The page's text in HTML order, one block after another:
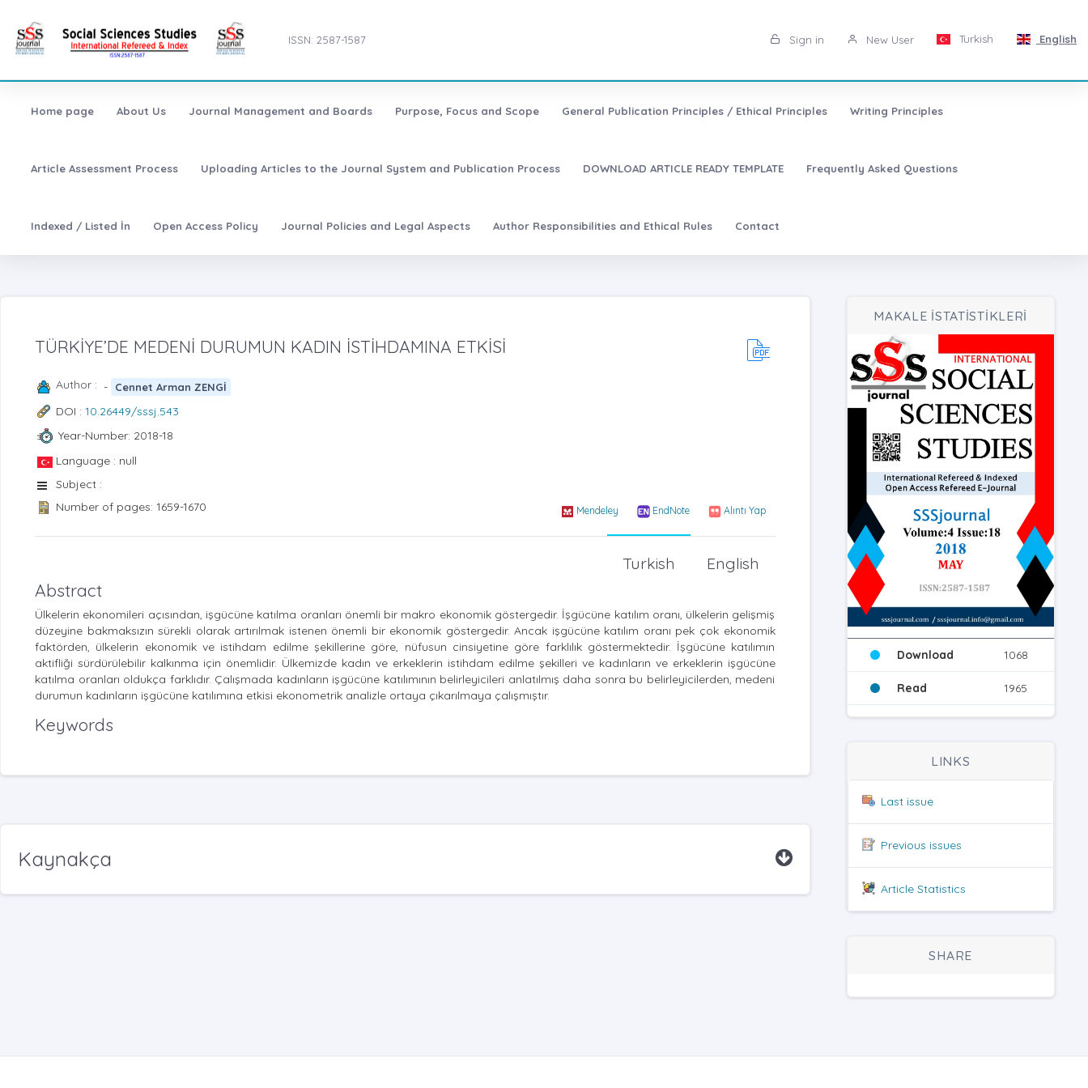
ISSN: 2587-1587 Sign in New User Turkish English
Home page About Us Journal Management and Boards Purpose, Focus and Scope General Publication Principles / Ethical Principles Writing Principles
Article Assessment Process Uploading Articles to the Journal System and Publication Process DOWNLOAD ARTICLE READY TEMPLATE Frequently Asked Questions
Indexed / Listed İn Open Access Policy Journal Policies and Legal Aspects Author Responsibilities and Ethical Rules Contact
TÜRKİYE’DE MEDENİ DURUMUN KADIN İSTİHDAMINA ETKİSİ
Author : - Cennet Arman ZENGİ
DOI : 10.26449/sssj.543
Year-Number: 2018-18
Language : null
Subject :
Number of pages: 1659-1670
Mendeley EndNote Alıntı Yap
English
Turkish
Abstract
Ülkelerin ekonomileri açısından, işgücüne katılma oranları önemli bir makro ekonomik göstergedir. İşgücüne katılım oranı, ülkelerin gelişmiş
düzeyine bakmaksızın sürekli olarak artırılmak istenen önemli bir ekonomik göstergedir. Ancak işgücüne katılım oranı pek çok ekonomik
faktörden, ülkelerin ekonomik ve istihdam edilme şekillerine göre, nüfusun cinsiyetine göre farklılık göstermektedir. İşgücüne katılımın
aktifliği sürdürülebilir kalkınma için önemlidir. Ülkemizde kadın ve erkeklerin istihdam edilme şekilleri ve kadınların ve erkeklerin işgücüne
katılma oranları oldukça farklıdır. Çalışmada kadınların işgücüne katılımının belirleyicileri anlatılmış daha sonra bu belirleyicilerden, medeni
durumun kadınların işgücüne katılımına etkisi ekonometrik analizle ortaya çıkarılmaya çalışmıştır.
Keywords
Kaynakça
MAKALE İSTATİSTİKLERİ
Download 1068
Read 1965
LINKS
Last issue
Previous issues
Article Statistics
SHARE